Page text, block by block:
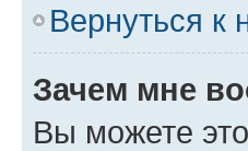
Вернуться к
Зачем мне
Вы можете